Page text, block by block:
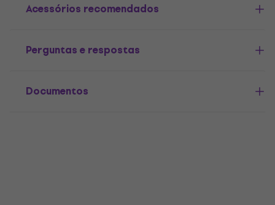
Acessórios recomendados
Perguntas e respostas
Documentos